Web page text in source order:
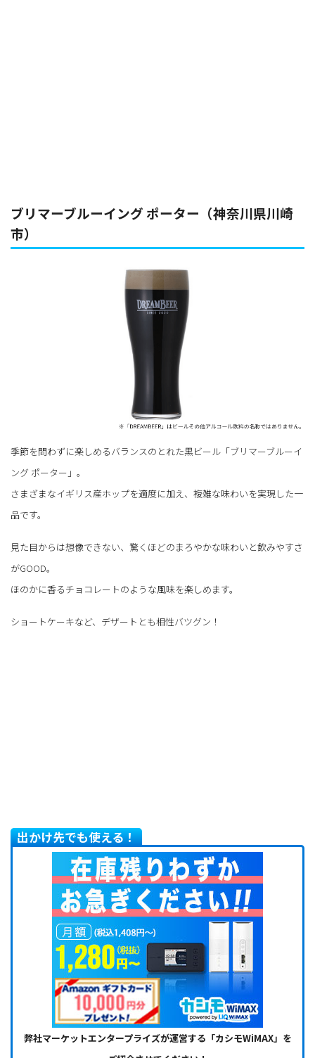
ブリマーブルーイング ポーター（神奈川県川崎
市）
季節を問わずに楽しめるバランスのとれた黒ビール「ブリマーブルーイ
ング ポーター」。
さまざまなイギリス産ホップを適度に加え、複雑な味わいを実現した一
品です。
見た目からは想像できない、驚くほどのまろやかな味わいと飲みやすさ
がGOOD。
ほのかに香るチョコレートのような風味を楽しめます。
ショートケーキなど、デザートとも相性バツグン！
出かけ先でも使える！
弊社マーケットエンタープライズが運営する「カシモWiMAX」を